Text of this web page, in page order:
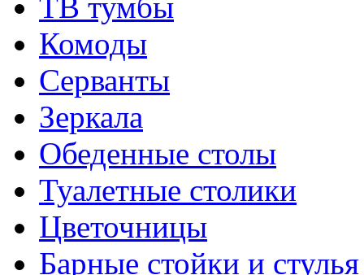
Комоды
Серванты
Зеркала
Обеденные столы
Туалетные столики
Цветочницы
Барные стойки и стулья